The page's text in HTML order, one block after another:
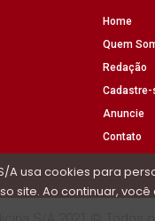
Home
Quem
Redação
Cadastre-
Anuncie
Contato
A usa cookies para
site. Ao continuar,